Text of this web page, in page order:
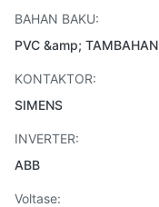
BAHAN BAKU:
PVC &amp; TAMBAHAN
KONTAKTOR:
SIMENS
INVERTER:
ABB
Voltase: